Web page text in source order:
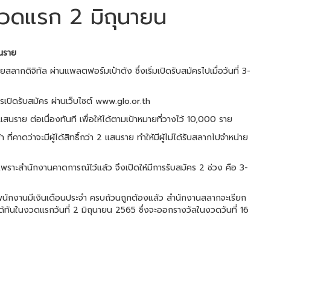
ดแรก 2 มิถุนายน
าย
ลากดิจิทัล ผ่านแพลตฟอร์มเป๋าตัง ซึ่งเริ่มเปิดรับสมัครไปเมื่อวันที่ 3-
ปิดรับสมัคร ผ่านเว็บไซต์ www.glo.or.th
ราย ต่อเนื่องทันที เพื่อให้ได้ตามเป้าหมายที่วางไว้ 10,000 ราย
าดว่าจะมีผู้ได้สิทธิ์กว่า 2 แสนราย ทำให้มีผู้ไม่ได้รับสลากไปจำหน่าย
าะสำนักงานคาดการณ์ไว้แล้ว จึงเปิดให้มีการรับสมัคร 2 ช่วง คือ 3-
งานมีเงินเดือนประจำ ครบถ้วนถูกต้องแล้ว สำนักงานสลากจะเรียก
นในงวดแรกวันที่ 2 มิถุนายน 2565 ซึ่งจะออกรางวัลในงวดวันที่ 16